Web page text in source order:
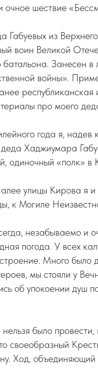
очное шествие
Габуевых из
воин Великой
батальона. Занесен
войны».
про моего
года я, надев
деда Хаджиумара
одиночный «полк» в
улицы Кирова я
к Могиле
незабываемо и
погода. У всех
Много было
мы стояли у
об упокоении душ
было
своеобразный
Ход, объединяющий